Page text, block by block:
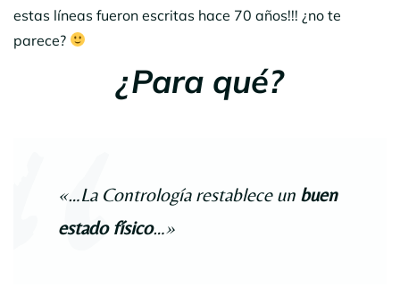
estas líneas fueron escritas hace 70 años!!! ¿no te
parece?
¿Para qué?
«…La Contrología restablece un buen
estado físico…»